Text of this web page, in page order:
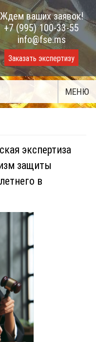
Ждем ваших заявок!
+7 (995) 100-33-55
info@fse.ms
Заказать экспертизу
МЕНЮ
экспертиза
защиты
в